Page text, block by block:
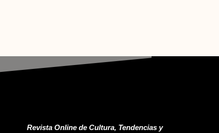
Revista Online de Cultura, Tendencias y